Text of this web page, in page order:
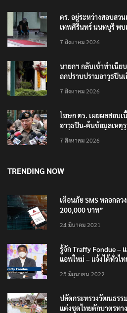
ตร. อยู่ระหว่างสอบสวน
เทพศิรินทร์ นนทบุรี พบ
7 สิงหาคม 2026
นายกฯ กลับเข้าทำเนี
ถกปราบปรามอาวุธปืน
7 สิงหาคม 2026
โฆษก ตร. เผยผลสอบเ
อาวุธปืน-ค้นข้อมูลเหตุ
7 สิงหาคม 2026
TRENDING NOW
เตือนภัย SMS หลอกลว
200,000 บาท”
24 มีนาคม 2021
รู้จัก Traffy Fondue –
แอพใหม่ – แจ้งได้ทั่วไ
25 มิถุนายน 2022
ปลัดกระทรวงวัฒนธรร
แต่งชุดไทยตักบาตรทา